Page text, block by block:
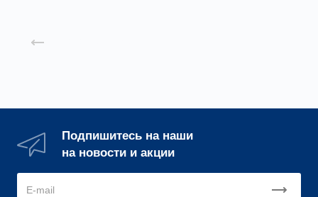
Подпишитесь на наши
на новости и акции